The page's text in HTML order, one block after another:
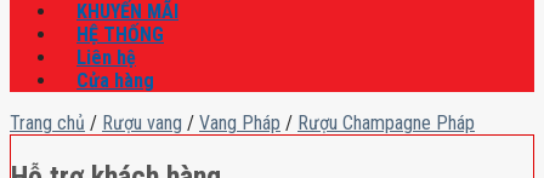
KHUYẾN MÃI
HỆ THỐNG
Liên hệ
Cửa hàng
Trang chủ / Rượu vang / Vang Pháp / Rượu Champagne Pháp